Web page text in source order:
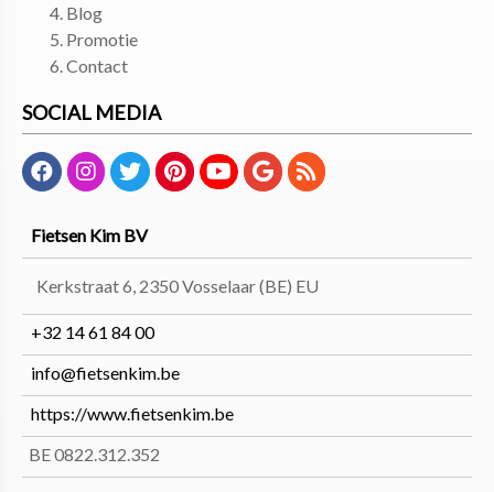
Blog
Promotie
Contact
SOCIAL MEDIA
Fietsen Kim BV
Kerkstraat 6, 2350 Vosselaar (BE) EU
+32 14 61 84 00
info@fietsenkim.be
https://www.fietsenkim.be
BE 0822.312.352